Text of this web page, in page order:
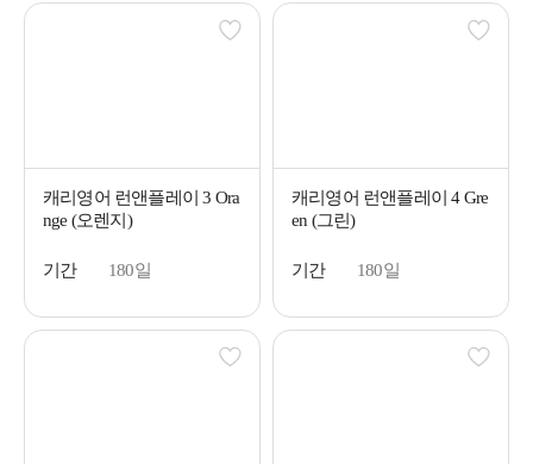
캐리영어 런앤플레이 3 Ora
nge (오렌지)
기간 180일
캐리영어 런앤플레이 4 Gre
en (그린)
기간 180일